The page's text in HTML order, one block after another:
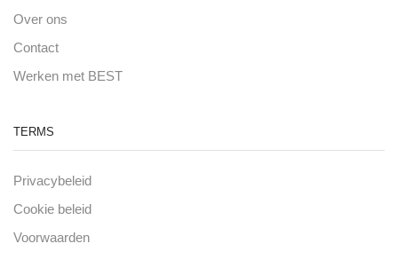
Over ons
Contact
Werken met BEST
TERMS
Privacybeleid
Cookie beleid
Voorwaarden